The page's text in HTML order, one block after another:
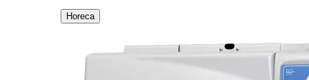
Horeca